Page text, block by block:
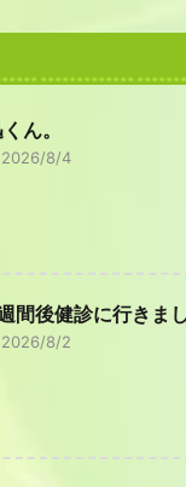
ん。
2026/8/4
間後健診に行きまし
2026/8/2